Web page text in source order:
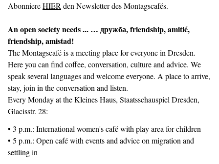
AbonniereHIER den Newsletter des Montagscafés.
An open society needs ... … дружба,friendship, amitié,
friendship, amistad!
The Montagscafé is a meeting place for everyone in Dresden.
Here you can find coffee, conversation, culture and advice. We
speak several languages and welcome everyone. A place to arrive,
stay, join in the conversation and listen.
Every Monday at the Kleines Haus, Staatsschauspiel Dresden,
Glacisstr. 28:
• 3 p.m.: International women's café with play area for children
• 5 p.m.: Open café with events and advice on migration and
settling in